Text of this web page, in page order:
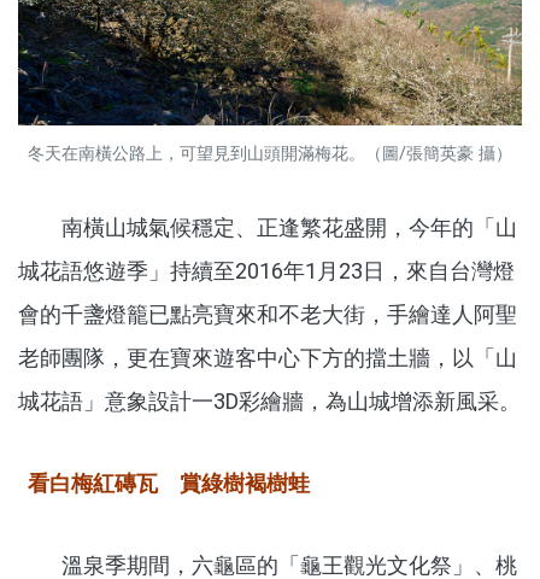
冬天在南橫公路上，可望見到山頭開滿梅花。（圖/張簡英豪 攝）
南橫山城氣候穩定、正逢繁花盛開，今年的「山
城花語悠遊季」持續至2016年1月23日，來自台灣燈
會的千盞燈籠已點亮寶來和不老大街，手繪達人阿聖
老師團隊，更在寶來遊客中心下方的擋土牆，以「山
城花語」意象設計一3D彩繪牆，為山城增添新風采。
看白梅紅磚瓦 賞綠樹褐樹蛙
溫泉季期間，六龜區的「龜王觀光文化祭」、桃